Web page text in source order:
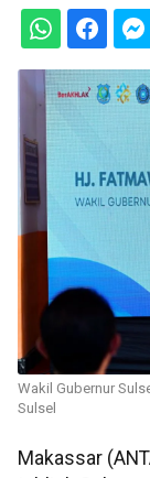
Wakil Gubernur
Sulsel
Makassar